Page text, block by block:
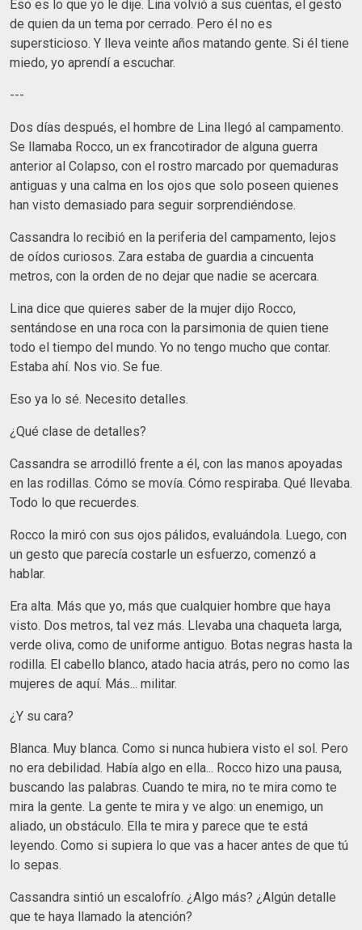
Eso es lo que yo le dije. Lina volvió a sus cuentas, el gesto
de quien da un tema por cerrado. Pero él no es
supersticioso. Y lleva veinte años matando gente. Si él tiene
miedo, yo aprendí a escuchar.
---
Dos días después, el hombre de Lina llegó al campamento.
Se llamaba Rocco, un ex francotirador de alguna guerra
anterior al Colapso, con el rostro marcado por quemaduras
antiguas y una calma en los ojos que solo poseen quienes
han visto demasiado para seguir sorprendiéndose.
Cassandra lo recibió en la periferia del campamento, lejos
de oídos curiosos. Zara estaba de guardia a cincuenta
metros, con la orden de no dejar que nadie se acercara.
Lina dice que quieres saber de la mujer dijo Rocco,
sentándose en una roca con la parsimonia de quien tiene
todo el tiempo del mundo. Yo no tengo mucho que contar.
Estaba ahí. Nos vio. Se fue.
Eso ya lo sé. Necesito detalles.
¿Qué clase de detalles?
Cassandra se arrodilló frente a él, con las manos apoyadas
en las rodillas. Cómo se movía. Cómo respiraba. Qué llevaba.
Todo lo que recuerdes.
Rocco la miró con sus ojos pálidos, evaluándola. Luego, con
un gesto que parecía costarle un esfuerzo, comenzó a
hablar.
Era alta. Más que yo, más que cualquier hombre que haya
visto. Dos metros, tal vez más. Llevaba una chaqueta larga,
verde oliva, como de uniforme antiguo. Botas negras hasta la
rodilla. El cabello blanco, atado hacia atrás, pero no como las
mujeres de aquí. Más... militar.
¿Y su cara?
Blanca. Muy blanca. Como si nunca hubiera visto el sol. Pero
no era debilidad. Había algo en ella... Rocco hizo una pausa,
buscando las palabras. Cuando te mira, no te mira como te
mira la gente. La gente te mira y ve algo: un enemigo, un
aliado, un obstáculo. Ella te mira y parece que te está
leyendo. Como si supiera lo que vas a hacer antes de que tú
lo sepas.
Cassandra sintió un escalofrío. ¿Algo más? ¿Algún detalle
que te haya llamado la atención?